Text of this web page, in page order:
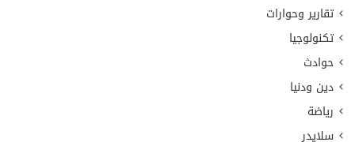
تقارير وحوارات
تكنولوجيا
حوادث
دين ودنيا
رياضة
سلايدر